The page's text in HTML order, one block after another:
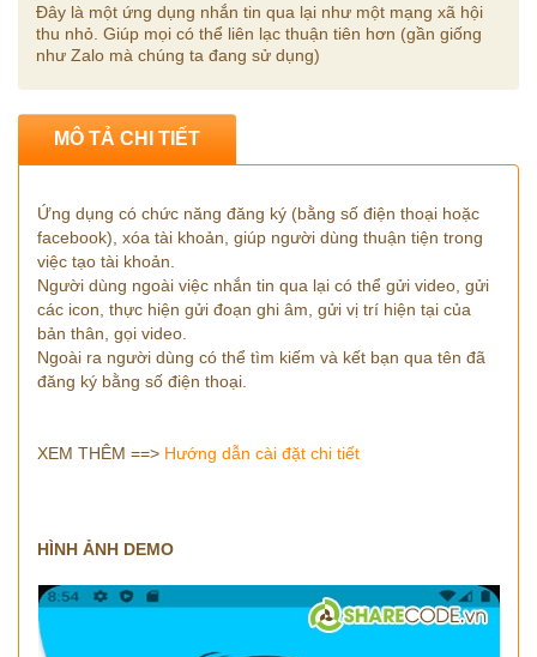
Đây là một ứng dụng nhắn tin qua lại như một mạng xã hội
thu nhỏ. Giúp mọi có thể liên lạc thuận tiên hơn (gần giống
như Zalo mà chúng ta đang sử dụng)
MÔ TẢ CHI TIẾT
Ứng dụng có chức năng đăng ký (bằng số điện thoại hoặc
facebook), xóa tài khoản, giúp người dùng thuận tiện trong
việc tạo tài khoản.
Người dùng ngoài việc nhắn tin qua lại có thể gửi video, gửi
các icon, thực hiện gửi đoạn ghi âm, gửi vị trí hiện tại của
bản thân, gọi video.
Ngoài ra người dùng có thể tìm kiếm và kết bạn qua tên đã
đăng ký bằng số điện thoại.
XEM THÊM ==> Hướng dẫn cài đặt chi tiết
HÌNH ẢNH DEMO